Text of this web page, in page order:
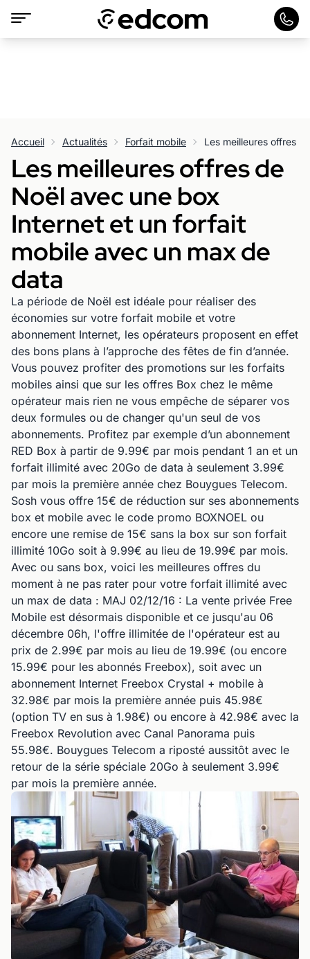
Accueil Actualités Forfait mobile
Les meilleures offres de
Noël avec une box
Internet et un forfait
mobile avec un max de
data
La période de Noël est idéale pour réaliser des
économies sur votre forfait mobile et votre
abonnement Internet, les opérateurs proposent en effet
des bons plans à l’approche des fêtes de fin d’année.
Vous pouvez profiter des promotions sur les forfaits
mobiles ainsi que sur les offres Box chez le même
opérateur mais rien ne vous empêche de séparer vos
deux formules ou de changer qu'un seul de vos
abonnements. Profitez par exemple d’un abonnement
RED Box à partir de 9.99€ par mois pendant 1 an et un
forfait illimité avec 20Go de data à seulement 3.99€
par mois la première année chez Bouygues Telecom.
Sosh vous offre 15€ de réduction sur ses abonnements
box et mobile avec le code promo BOXNOEL ou
encore une remise de 15€ sans la box sur son forfait
illimité 10Go soit à 9.99€ au lieu de 19.99€ par mois.
Avec ou sans box, voici les meilleures offres du
moment à ne pas rater pour votre forfait illimité avec
un max de data : MAJ 02/12/16 : La vente privée Free
Mobile est désormais disponible et ce jusqu'au 06
décembre 06h, l'offre illimitée de l'opérateur est au
prix de 2.99€ par mois au lieu de 19.99€ (ou encore
15.99€ pour les abonnés Freebox), soit avec un
abonnement Internet Freebox Crystal + mobile à
32.98€ par mois la première année puis 45.98€
(option TV en sus à 1.98€) ou encore à 42.98€ avec la
Freebox Revolution avec Canal Panorama puis
55.98€. Bouygues Telecom a riposté aussitôt avec le
retour de la série spéciale 20Go à seulement 3.99€
par mois la première année.